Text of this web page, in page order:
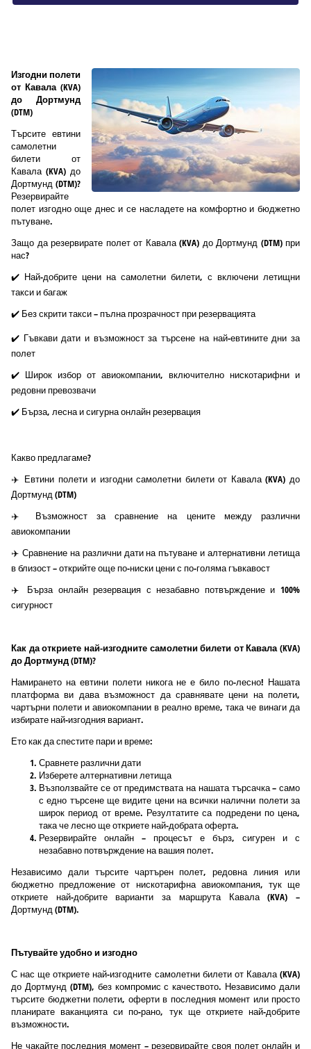
Изгодни полети
от Кавала (KVA)
до Дортмунд
(DTM)
Търсите евтини
самолетни
билети от
Кавала (KVA) до
Дортмунд (DTM)?
Резервирайте
полет изгодно още днес и се насладете на комфортно и бюджетно
пътуване.
Защо да резервирате полет от Кавала (KVA) до Дортмунд (DTM) при
нас?
✔️ Най-добрите цени на самолетни билети, с включени летищни
такси и багаж
✔️ Без скрити такси – пълна прозрачност при резервацията
✔️ Гъвкави дати и възможност за търсене на най-евтините дни за
полет
✔️ Широк избор от авиокомпании, включително нискотарифни и
редовни превозвачи
✔️ Бърза, лесна и сигурна онлайн резервация
Какво предлагаме?
✈️ Евтини полети и изгодни самолетни билети от Кавала (KVA) до
Дортмунд (DTM)
✈️ Възможност за сравнение на цените между различни
авиокомпании
✈️ Сравнение на различни дати на пътуване и алтернативни летища
в близост – открийте още по-ниски цени с по-голяма гъвкавост
✈️ Бърза онлайн резервация с незабавно потвърждение и 100%
сигурност
Как да откриете най-изгодните самолетни билети от Кавала (KVA)
до Дортмунд (DTM)?
Намирането на евтини полети никога не е било по-лесно! Нашата
платформа ви дава възможност да сравнявате цени на полети,
чартърни полети и авиокомпании в реално време, така че винаги да
избирате най-изгодния вариант.
Ето как да спестите пари и време:
Сравнете различни дати
Изберете алтернативни летища
Възползвайте се от предимствата на нашата търсачка – само
с едно търсене ще видите цени на всички налични полети за
широк период от време. Резултатите са подредени по цена,
така че лесно ще откриете най-добрата оферта.
Резервирайте онлайн – процесът е бърз, сигурен и с
незабавно потвърждение на вашия полет.
Независимо дали търсите чартърен полет, редовна линия или
бюджетно предложение от нискотарифна авиокомпания, тук ще
откриете най-добрите варианти за маршрута Кавала (KVA) –
Дортмунд (DTM).
Пътувайте удобно и изгодно
С нас ще откриете най-изгодните самолетни билети от Кавала (KVA)
до Дортмунд (DTM), без компромис с качеството. Независимо дали
търсите бюджетни полети, оферти в последния момент или просто
планирате ваканцията си по-рано, тук ще откриете най-добрите
възможности.
Не чакайте последния момент – резервирайте своя полет онлайн и